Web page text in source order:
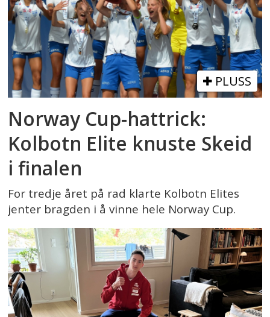
PLUSS
Norway Cup-hattrick:
Kolbotn Elite knuste Skeid
i finalen
For tredje året på rad klarte Kolbotn Elites
jenter bragden i å vinne hele Norway Cup.